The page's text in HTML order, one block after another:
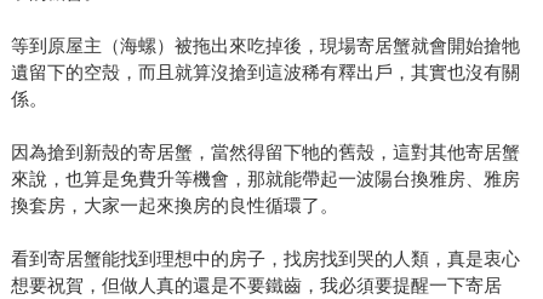
等到原屋主（海螺）被拖出來吃掉後，現場寄居蟹就會開始搶牠
遺留下的空殼，而且就算沒搶到這波稀有釋出戶，其實也沒有關
係。
因為搶到新殼的寄居蟹，當然得留下牠的舊殼，這對其他寄居蟹
來說，也算是免費升等機會，那就能帶起一波陽台換雅房、雅房
換套房，大家一起來換房的良性循環了。
看到寄居蟹能找到理想中的房子，找房找到哭的人類，真是衷心
想要祝賀，但做人真的還是不要鐵齒，我必須要提醒一下寄居